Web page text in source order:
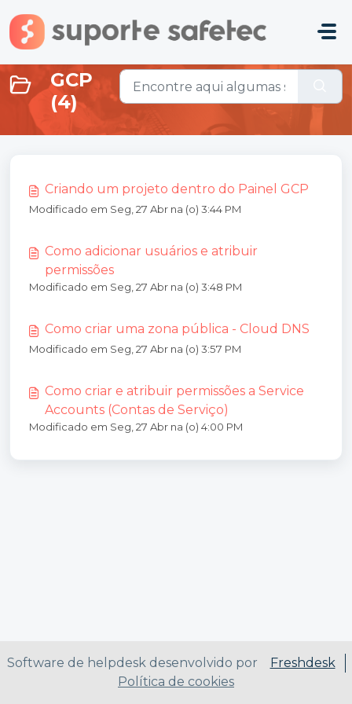
Ir para o conteúdo principal
GCP
(4)
Criando um projeto dentro do Painel GCP
Modificado em Seg, 27 Abr na (o) 3:44 PM
Como adicionar usuários e atribuir
permissões
Modificado em Seg, 27 Abr na (o) 3:48 PM
Como criar uma zona pública - Cloud DNS
Modificado em Seg, 27 Abr na (o) 3:57 PM
Como criar e atribuir permissões a Service
Accounts (Contas de Serviço)
Modificado em Seg, 27 Abr na (o) 4:00 PM
Software de helpdesk desenvolvido por
Freshdesk
Política de cookies